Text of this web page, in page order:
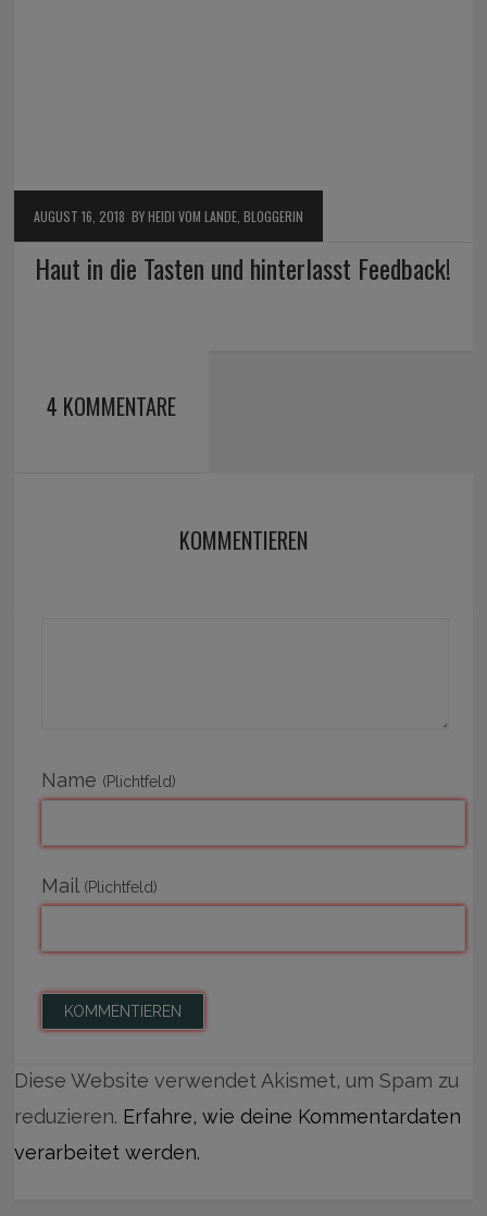
AUGUST 16, 2018 BY HEIDI VOM LANDE, BLOGGERIN
Haut in die Tasten und hinterlasst Feedback!
4 KOMMENTARE
KOMMENTIEREN
Name (Plichtfeld)
Mail (Plichtfeld)
Diese Website verwendet Akismet, um Spam zu
reduzieren. Erfahre, wie deine Kommentardaten
verarbeitet werden.